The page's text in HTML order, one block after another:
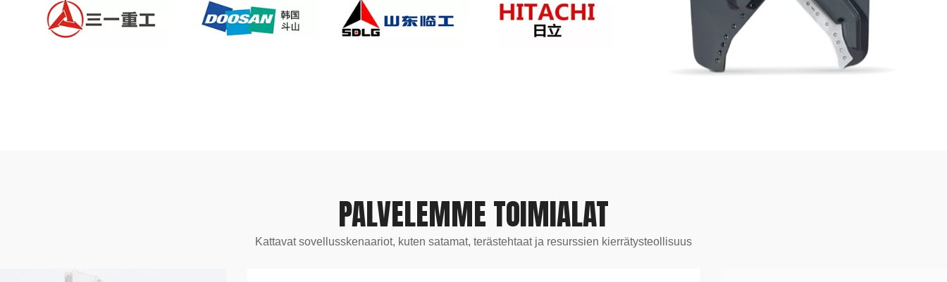
PALVELEMME TOIMIALAT
Kattavat sovellusskenaariot, kuten satamat, terästehtaat ja resurssien kierrätysteollisuus